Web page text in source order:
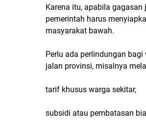
Karena itu, apabila
pemerintah harus
masyarakat bawah.
Perlu ada perlindungan
jalan provinsi, misalnya
tarif khusus warga sekitar,
subsidi atau pembatasan